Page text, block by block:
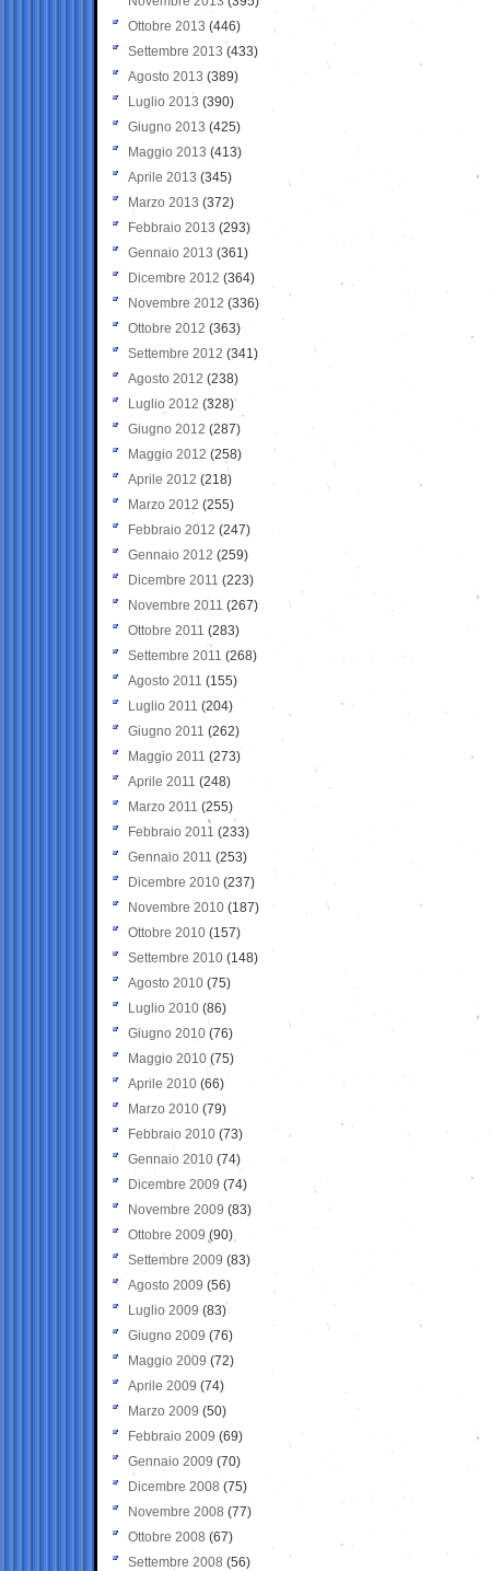
Ottobre 2013 (446)
Settembre 2013 (433)
Agosto 2013 (389)
Luglio 2013 (390)
Giugno 2013 (425)
Maggio 2013 (413)
Aprile 2013 (345)
Marzo 2013 (372)
Febbraio 2013 (293)
Gennaio 2013 (361)
Dicembre 2012 (364)
Novembre 2012 (336)
Ottobre 2012 (363)
Settembre 2012 (341)
Agosto 2012 (238)
Luglio 2012 (328)
Giugno 2012 (287)
Maggio 2012 (258)
Aprile 2012 (218)
Marzo 2012 (255)
Febbraio 2012 (247)
Gennaio 2012 (259)
Dicembre 2011 (223)
Novembre 2011 (267)
Ottobre 2011 (283)
Settembre 2011 (268)
Agosto 2011 (155)
Luglio 2011 (204)
Giugno 2011 (262)
Maggio 2011 (273)
Aprile 2011 (248)
Marzo 2011 (255)
Febbraio 2011 (233)
Gennaio 2011 (253)
Dicembre 2010 (237)
Novembre 2010 (187)
Ottobre 2010 (157)
Settembre 2010 (148)
Agosto 2010 (75)
Luglio 2010 (86)
Giugno 2010 (76)
Maggio 2010 (75)
Aprile 2010 (66)
Marzo 2010 (79)
Febbraio 2010 (73)
Gennaio 2010 (74)
Dicembre 2009 (74)
Novembre 2009 (83)
Ottobre 2009 (90)
Settembre 2009 (83)
Agosto 2009 (56)
Luglio 2009 (83)
Giugno 2009 (76)
Maggio 2009 (72)
Aprile 2009 (74)
Marzo 2009 (50)
Febbraio 2009 (69)
Gennaio 2009 (70)
Dicembre 2008 (75)
Novembre 2008 (77)
Ottobre 2008 (67)
Settembre 2008 (56)